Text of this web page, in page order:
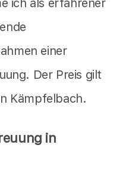
ich als erfahrener
einer
Der Preis gilt
Kämpfelbach.
in